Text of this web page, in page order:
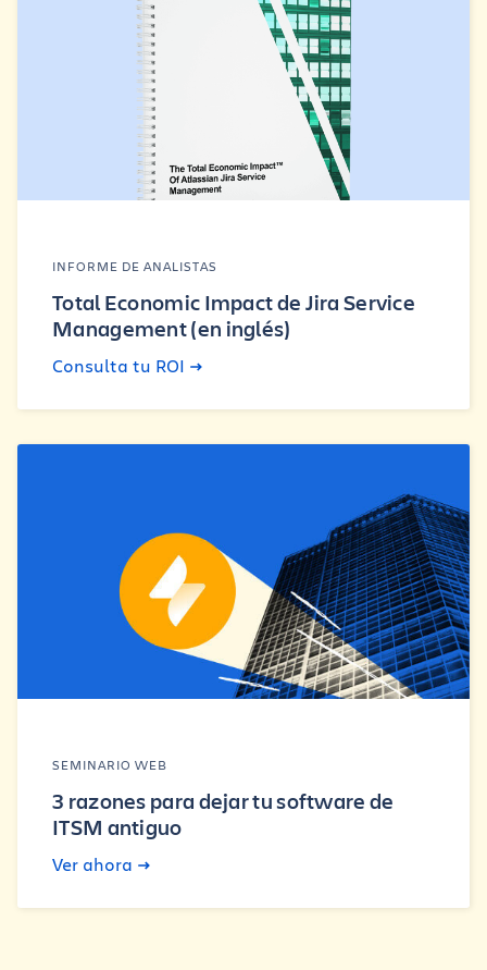
INFORME DE ANALISTAS
Total Economic Impact de Jira Service
Management (en inglés)
Consulta tu ROI
SEMINARIO WEB
3 razones para dejar tu software de
ITSM antiguo
Ver ahora